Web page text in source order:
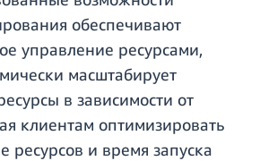
обеспечивают
управление ресурсами,
масштабирует
в зависимости от
клиентам оптимизировать
ресурсов и время запуска